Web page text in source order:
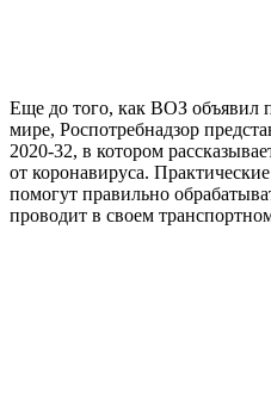
Еще до того, как ВОЗ объявил
мире, Роспотребнадзор
2020-32, в котором
от коронавируса.
помогут правильно
проводит в своем